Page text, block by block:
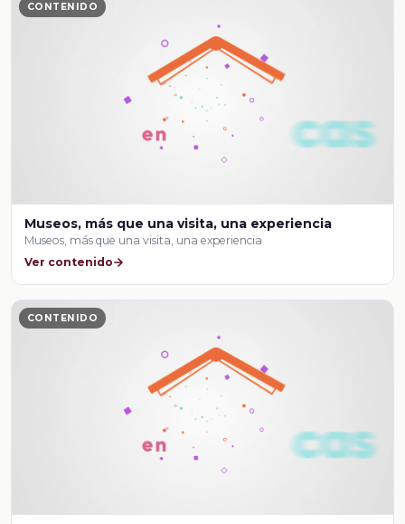
CONTENIDO
Museos, más que una visita, una experiencia
Museos, más que una visita, una experiencia
Ver contenido
CONTENIDO